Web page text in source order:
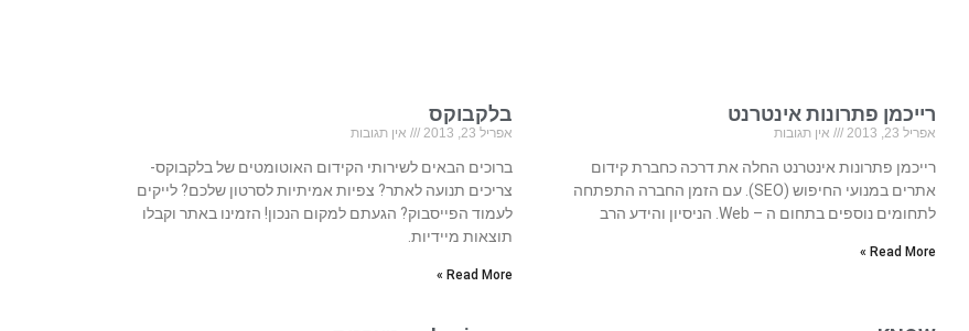
רייכמן פתרונות אינטרנט
אפריל 23, 2013 אין תגובות
רייכמן פתרונות אינטרנט החלה את דרכה כחברת קידום
אתרים במנועי החיפוש (SEO). עם הזמן החברה התפתחה
לתחומים נוספים בתחום ה – Web. הניסיון והידע הרב
Read More »
בלקבוקס
אפריל 23, 2013 אין תגובות
ברוכים הבאים לשירותי הקידום האוטומטים של בלקבוקס-
צריכים תנועה לאתר? צפיות אמיתיות לסרטון שלכם? לייקים
לעמוד הפייסבוק? הגעתם למקום הנכון! הזמינו באתר וקבלו
תוצאות מיידיות.
Read More »